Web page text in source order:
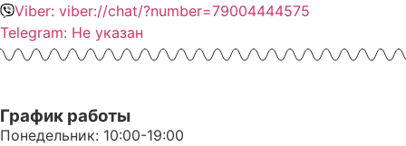
Viber: viber://chat/?number=79004444575
Telegram: Не указан
График работы
Понедельник: 10:00-19:00